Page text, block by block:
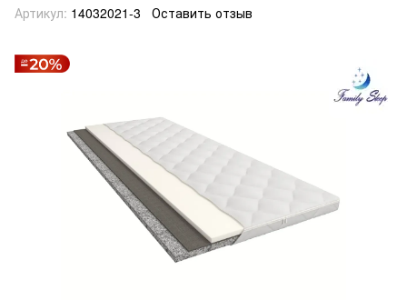
Артикул: 14032021-3 Оставить отзыв